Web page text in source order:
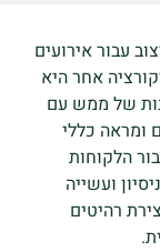
עבור אירועים
אחר היא
של ממש עם
ומראה כללי
הלקוחות
ועשייה
רהיטים